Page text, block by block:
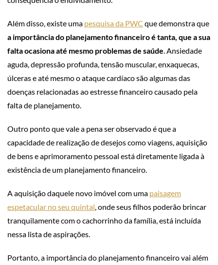
Além disso, existe uma pesquisa da PWC que demonstra que
a importância do planejamento financeiro é tanta, que a sua
falta ocasiona até mesmo problemas de saúde. Ansiedade
aguda, depressão profunda, tensão muscular, enxaquecas,
úlceras e até mesmo o ataque cardíaco são algumas das
doenças relacionadas ao estresse financeiro causado pela
falta de planejamento.
Outro ponto que vale a pena ser observado é que a
capacidade de realização de desejos como viagens, aquisição
de bens e aprimoramento pessoal está diretamente ligada à
existência de um planejamento financeiro.
A aquisição daquele novo imóvel com uma paisagem
espetacular no seu quintal, onde seus filhos poderão brincar
tranquilamente com o cachorrinho da família, está incluída
nessa lista de aspirações.
Portanto, a importância do planejamento financeiro vai além